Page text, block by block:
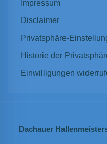
Impressum
Disclaimer
Privatsphäre-
Historie der
Einwilligungen
Dachauer